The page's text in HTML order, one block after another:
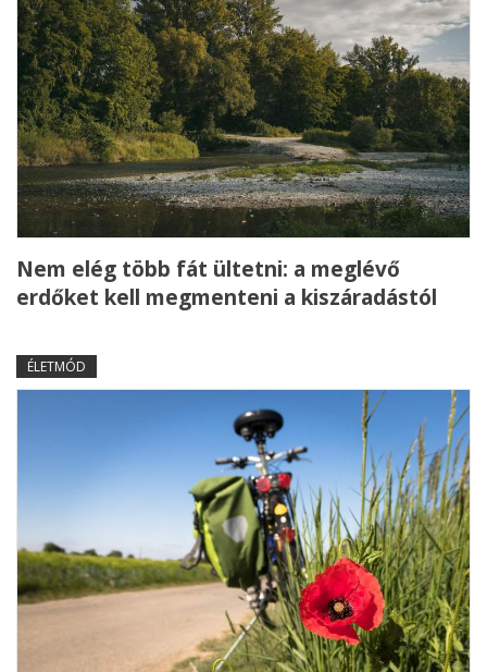
Nem elég több fát ültetni: a meglévő
erdőket kell megmenteni a kiszáradástól
ÉLETMÓD